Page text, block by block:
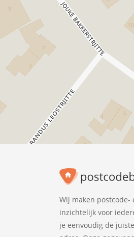
Wij maken
inzichtelijk voor
je eenvoudig de